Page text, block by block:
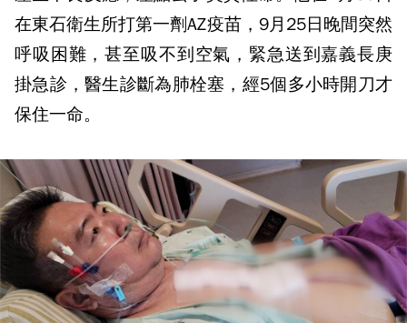
在東石衛生所打第一劑AZ疫苗，9月25日晚間突然
呼吸困難，甚至吸不到空氣，緊急送到嘉義長庚
掛急診，醫生診斷為肺栓塞，經5個多小時開刀才
保住一命。